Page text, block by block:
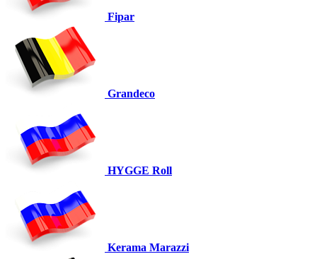
Fipar
Grandeco
HYGGE Roll
Kerama Marazzi